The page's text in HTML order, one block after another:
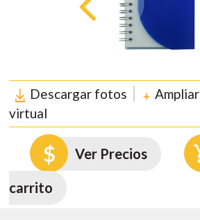
Descargar fotos Ampliar
virtual
Ver Precios
carrito